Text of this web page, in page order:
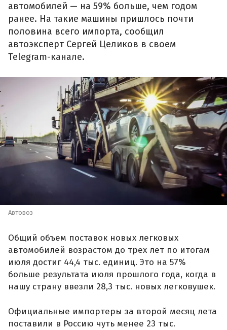
автомобилей — на 59% больше, чем годом
ранее. На такие машины пришлось почти
половина всего импорта, сообщил
автоэксперт Сергей Целиков в своем
Telegram-канале.
Автовоз
Общий объем поставок новых легковых
автомобилей возрастом до трех лет по итогам
июля достиг 44,4 тыс. единиц. Это на 57%
больше результата июля прошлого года, когда в
нашу страну ввезли 28,3 тыс. новых легковушек.
Официальные импортеры за второй месяц лета
поставили в Россию чуть менее 23 тыс.